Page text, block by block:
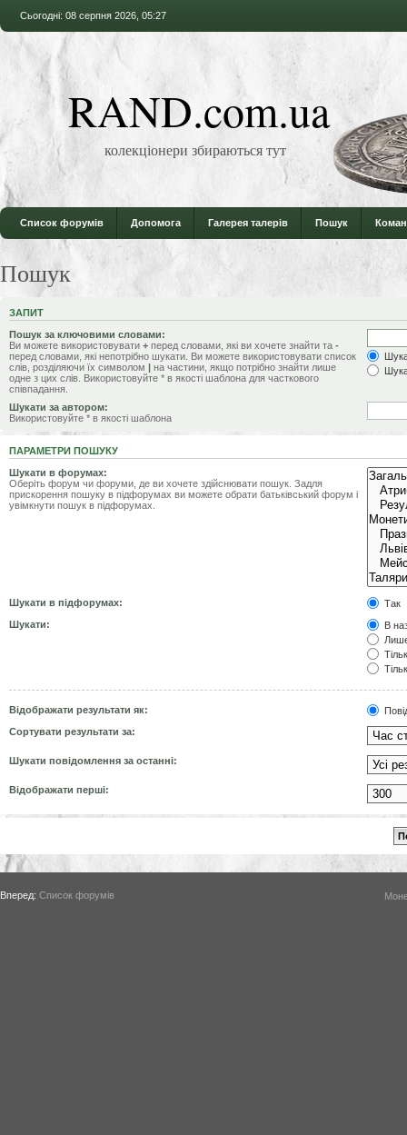
Сьогодні: 08 серпня 2026, 05:27
RAND.com.ua
колекціонери збираються тут
Список форумів Допомога Галерея талерів Пошук
Пошук
ЗАПИТ
Пошук за ключовими словами:
Ви можете використовувати + перед словами, які ви хочете знайти та -
перед словами, які непотрібно шукати. Ви можете використовувати список
слів, розділяючи їх символом | на частини, якщо потрібно знайти лише
одне з цих слів. Використовуйте * в якості шаблона для часткового
співпадання.
Шукати за автором:
Використовуйте * в якості шаблона
ПАРАМЕТРИ ПОШУКУ
Шукати в форумах:
Оберіть форум чи форуми, де ви хочете здійснювати пошук. Задля
прискорення пошуку в підфорумах ви можете обрати батьківський форум і
увімкнути пошук в підфорумах.
Шукати в підфорумах:
Так
Шукати:
В
Відображати результати як:
Сортувати результати за:
Шукати повідомлення за останні:
Відображати перші:
Вперед: Список форумів